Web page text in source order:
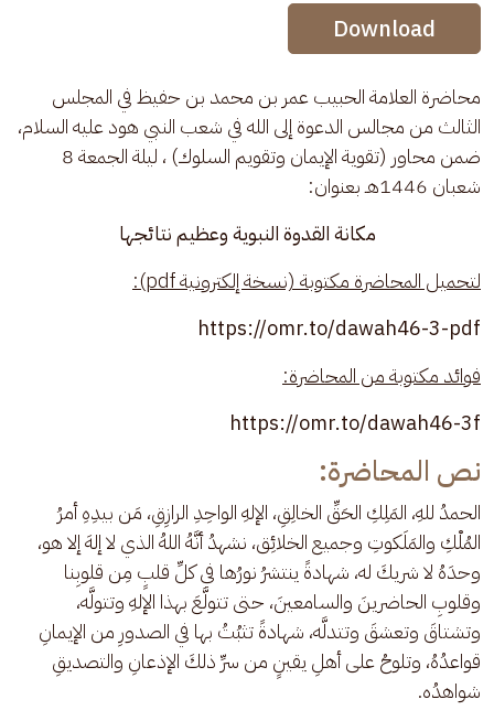
Audio Stream
Download
محاضرة العلامة الحبيب عمر بن محمد بن حفيظ في المجلس
الثالث من مجالس الدعوة إلى الله في شعب النبي هود عليه السلام،
ضمن محاور (تقوية الإيمان وتقويم السلوك) ، ليلة الجمعة 8
شعبان 1446هـ بعنوان:
مكانة القدوة النبوية وعظيم نتائجها
لتحميل المحاضرة مكتوبة (نسخة إلكترونية pdf):
https://omr.to/dawah46-3-pdf
فوائد مكتوبة من المحاضرة:
https://omr.to/dawah46-3f
نص المحاضرة:
الحمدُ للهِ، المَلِكِ الحَقِّ الخالِقِ، الإلهِ الواحِدِ الرازِقِ، مَن بيدِهِ أمرُ
المُلْكِ والمَلَكوتِ وجميع الخلائِق، نشهدُ أنَّهُ اللهُ الذي لا إلهَ إلا هو،
وحدَهُ لا شريكَ له، شهادةً ينتشرُ نورُها في كلِّ قلبٍ مِن قلوبِنا
وقلوبِ الحاضرينَ والسامعينَ، حتى تتولَّعَ بهذا الإلهِ وتتولَّه،
وتشتاقَ وتعشقَ وتتدلَّه، شهادةً تثبُتُ بها في الصدورِ من الإيمانِ
قواعدُهُ، وتلوحُ على أهلِ يقينٍ من سرِّ ذلكَ الإذعانِ والتصديقِ
شواهدُه.